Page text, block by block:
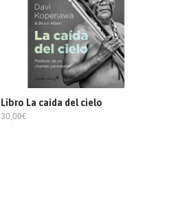
Libro La caída del cielo
30,00€